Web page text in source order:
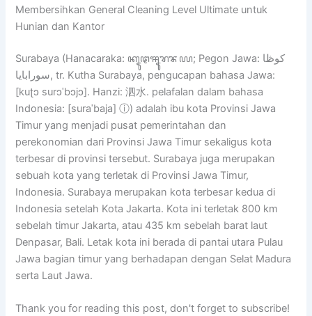
Membersihkan General Cleaning Level Ultimate untuk
Hunian dan Kantor
Surabaya (Hanacaraka: ꦏꦹꦛꦯꦹꦫꦨꦪ; Pegon Jawa: كوڟا
سورابايا, tr. Kutha Surabaya, pengucapan bahasa Jawa:
[kuʈɔ surɔˈbɔjɔ]. Hanzi: 泗水. pelafalan dalam bahasa
Indonesia: [suraˈbaja] ⓘ) adalah ibu kota Provinsi Jawa
Timur yang menjadi pusat pemerintahan dan
perekonomian dari Provinsi Jawa Timur sekaligus kota
terbesar di provinsi tersebut. Surabaya juga merupakan
sebuah kota yang terletak di Provinsi Jawa Timur,
Indonesia. Surabaya merupakan kota terbesar kedua di
Indonesia setelah Kota Jakarta. Kota ini terletak 800 km
sebelah timur Jakarta, atau 435 km sebelah barat laut
Denpasar, Bali. Letak kota ini berada di pantai utara Pulau
Jawa bagian timur yang berhadapan dengan Selat Madura
serta Laut Jawa.
Thank you for reading this post, don't forget to subscribe!